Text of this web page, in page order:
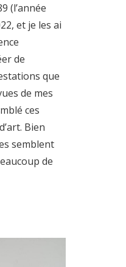
(l’année
et je les ai
de
que
de mes
ces
Bien
semblent
de